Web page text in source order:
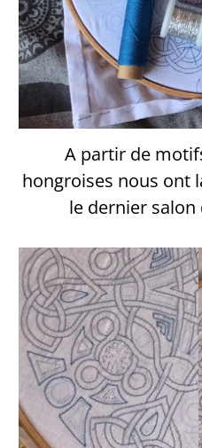
A partir de
hongroises nous ont
le dernier salon